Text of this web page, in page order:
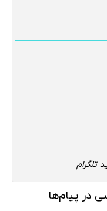
تلگرام
در پیام‌ها